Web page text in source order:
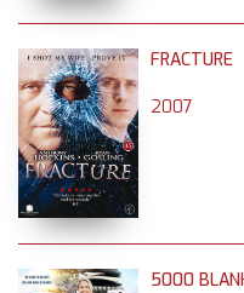
FRACTURE
2007
5000